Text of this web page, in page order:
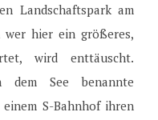
Landschaftspark am
wer hier ein größeres,
wird enttäuscht.
See benannte
S-Bahnhof ihren